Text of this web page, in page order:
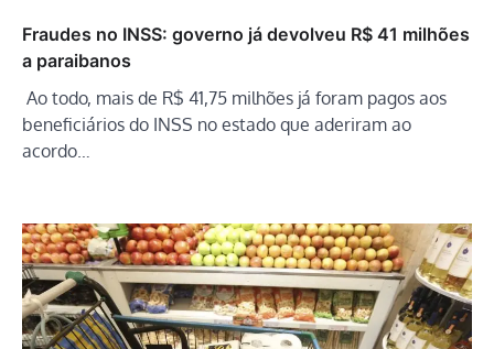
Fraudes no INSS: governo já devolveu R$ 41 milhões
a paraibanos
Ao todo, mais de R$ 41,75 milhões já foram pagos aos
beneficiários do INSS no estado que aderiram ao
acordo…